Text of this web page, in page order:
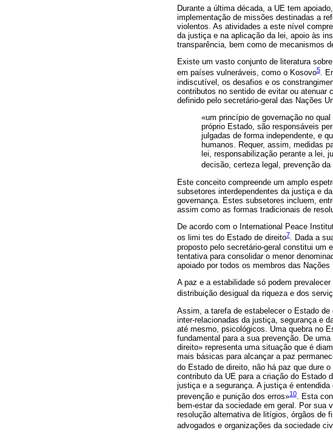
Durante a última década, a UE tem
implementação de missões destinadas a
violentos. As atividades a este nível
da justiça e na aplicação da lei, apoio às
transparência, bem como de mecanismos
Existe um vasto conjunto de literatura
em países vulneráveis, como o Kosovo5.
indiscutível, os desafios e os
contributos no sentido de evitar ou atenuar
definido pelo secretário-geral das Nações
«um princípio de governação no
próprio Estado, são responsáveis
julgadas de forma independente, e
humanos. Requer, assim, medidas
lei, responsabilização perante a lei,
decisão, certeza legal, prevenção
Este conceito compreende um amplo
subsetores interdependentes da justiça e
governança. Estes subsetores incluem,
assim como as formas tradicionais de
De acordo com o International Peace
os limi tes do Estado de direito7. Dada a
proposto pelo secretário-geral constitui um
tentativa para consolidar o menor
apoiado por todos os membros das Nações
A paz e a estabilidade só podem
distribuição desigual da riqueza e dos
Assim, a tarefa de estabelecer o Estado
inter-relacionadas da justiça, segurança e
até mesmo, psicológicos. Uma quebra no
fundamental para a sua prevenção. De
direito» representa uma situação que é
mais básicas para alcançar a paz
do Estado de direito, não há paz que dure
contributo da UE para a criação do Estado
justiça e a segurança. A justiça é
prevenção e punição dos erros»10. Esta
bem-estar da sociedade em geral. Por
resolução alternativa de litígios, órgãos de
advogados e organizações da sociedade